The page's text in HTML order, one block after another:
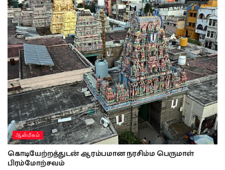
ஆன்மீகம்
கொடியேற்றத்துடன் ஆரம்பமான நரசிம்ம பெருமாள்
பிரம்மோற்சவம்